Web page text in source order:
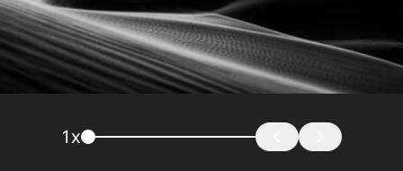
1x